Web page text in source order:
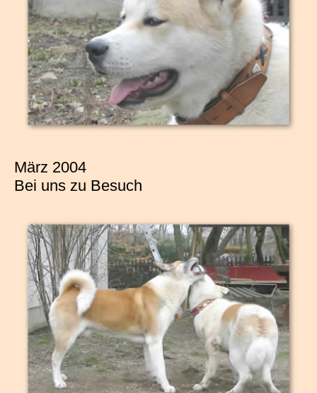
März 2004
Bei uns zu Besuch